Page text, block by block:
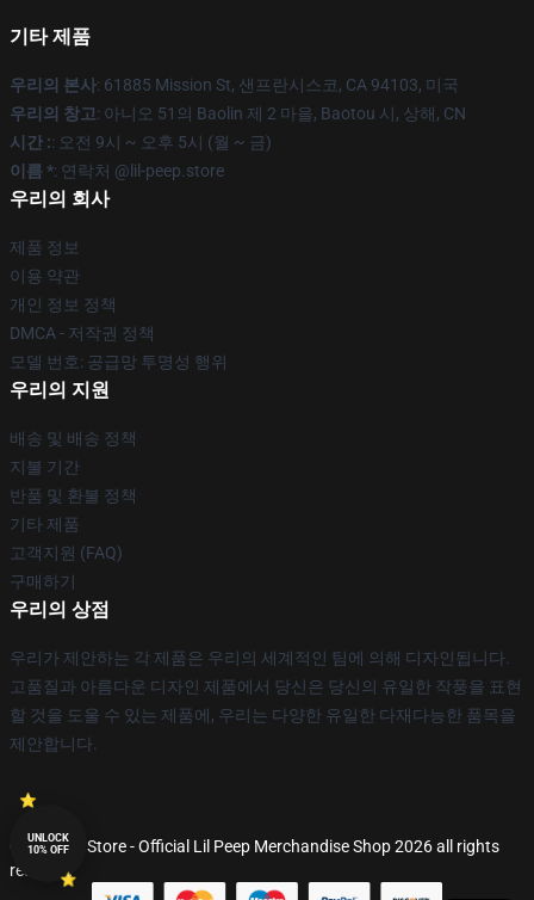
기타 제품
우리의 본사: 61885 Mission St, 샌프란시스코, CA 94103, 미국
우리의 창고: 아니오 51의 Baolin 제 2 마을, Baotou 시, 상해, CN
시간 :: 오전 9시 ~ 오후 5시 (월 ~ 금)
이름 *: 연락처 @lil-peep.store
우리의 회사
제품 정보
이용 약관
개인 정보 정책
DMCA - 저작권 정책
모델 번호: 공급망 투명성 행위
우리의 지원
배송 및 배송 정책
지불 기간
반품 및 환불 정책
기타 제품
고객지원 (FAQ)
구매하기
우리의 상점
우리가 제안하는 각 제품은 우리의 세계적인 팀에 의해 디자인됩니다.
고품질과 아름다운 디자인 제품에서 당신은 당신의 유일한 작풍을 표현
할 것을 도울 수 있는 제품에, 우리는 다양한 유일한 다재다능한 품목을
제안합니다.
© Lil Peep Store - Official Lil Peep Merchandise Shop 2026 all rights
reserved
UNLOCK
10% OFF